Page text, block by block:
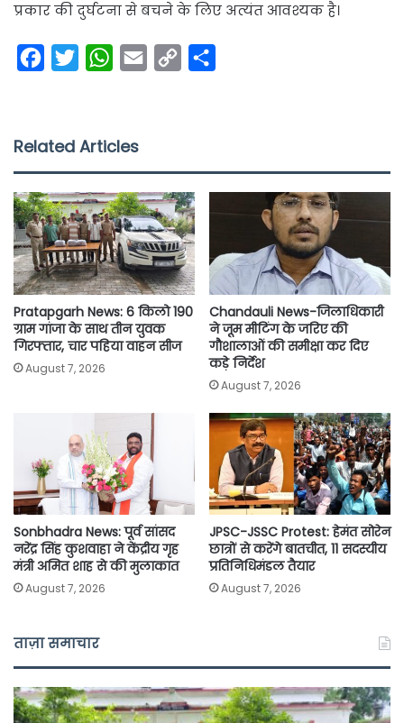
प्रकार की दुर्घटना से बचने के लिए अत्यंत आवश्यक है।
e
o
o
k
t
e
r
W
t
A
p
p
i
n
k
Related Articles
Pratapgarh News: 6 किलो 190
ग्राम गांजा के साथ तीन युवक
गिरफ्तार, चार पहिया वाहन सीज
August 7, 2026
Chandauli News-जिलाधिकारी
ने जूम मीटिंग के जरिए की
गौशालाओं की समीक्षा कर दिए
कड़े निर्देश
August 7, 2026
Sonbhadra News: पूर्व सांसद
नरेंद्र सिंह कुशवाहा ने केंद्रीय गृह
मंत्री अमित शाह से की मुलाकात
August 7, 2026
JPSC-JSSC Protest: हेमंत सोरेन
छात्रों से करेंगे बातचीत, 11 सदस्यीय
प्रतिनिधिमंडल तैयार
August 7, 2026
ताज़ा समाचार